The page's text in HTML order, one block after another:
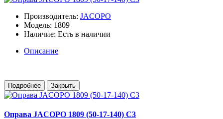
Производитель: JACOPO
Модель: 1809
Наличие: Есть в наличии
Описание
Подробнее Закрыть
Оправа JACOPO 1809 (50-17-140) C3